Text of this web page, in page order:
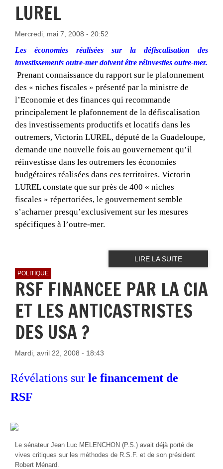
LUREL
Mercredi, mai 7, 2008 - 20:52
Les économies réalisées sur la défiscalisation des
investissements outre-mer doivent être réinvesties outre-mer.
Prenant connaissance du rapport sur le plafonnement
des « niches fiscales » présenté par la ministre de
l’Economie et des finances qui recommande
principalement le plafonnement de la défiscalisation
des investissements productifs et locatifs dans les
outremers, Victorin LUREL, député de la Guadeloupe,
demande une nouvelle fois au gouvernement qu’il
réinvestisse dans les outremers les économies
budgétaires réalisées dans ces territoires. Victorin
LUREL constate que sur près de 400 « niches
fiscales » répertoriées, le gouvernement semble
s’acharner presqu’exclusivement sur les mesures
spécifiques à l’outre-mer.
LIRE LA SUITE
POLITIQUE
RSF FINANCEE PAR LA CIA
ET LES ANTICASTRISTES
DES USA ?
Mardi, avril 22, 2008 - 18:43
Révélations sur le financement de
RSF
Le sénateur Jean Luc MELENCHON (P.S.) avait déjà porté de
vives critiques sur les méthodes de R.S.F. et de son président
Robert Ménard.